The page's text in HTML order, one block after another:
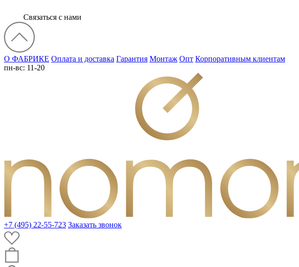
Связаться с нами
О ФАБРИКЕ Оплата и доставка Гарантия Монтаж Опт Корпоративным клиентам
пн-вс: 11-20
+7 (495) 22-55-723 Заказать звонок